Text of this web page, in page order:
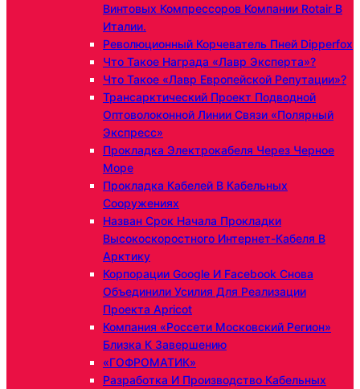
Винтовых Компрессоров Компании Rotair В
Италии.
Революционный Корчеватель Пней Dipperfox
Что Такое Награда «Лавр Эксперта»?
Что Такое «Лавр Европейской Репутации»?
Трансарктический Проект Подводной
Оптоволоконной Линии Связи «Полярный
Экспресс»
Прокладка Электрокабеля Через Черное
Море
Прокладка Кабелей В Кабельных
Сооружениях
Назван Срок Начала Прокладки
Высокоскоростного Интернет-Кабеля В
Арктику
Корпорации Google И Facebook Снова
Объединили Усилия Для Реализации
Проекта Apricot
Компания «Россети Московский Регион»
Близка К Завершению
«ГОФРОМАТИК»
Разработка И Производство Кабельных